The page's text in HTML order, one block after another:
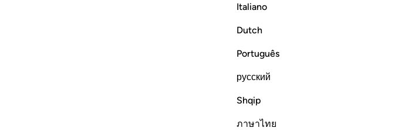
Italiano
Dutch
Português
русский
Shqip
ภาษาไทย